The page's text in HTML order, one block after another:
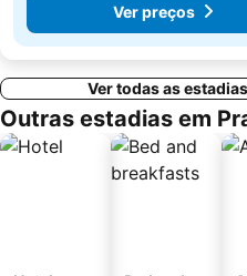
Ver preços
Ver todas as
Outras estadias em